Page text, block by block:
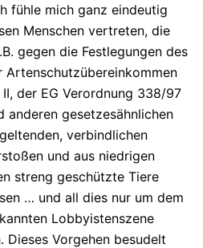
fühle mich ganz eindeutig
Menschen vertreten, die
gegen die Festlegungen des
Artenschutzübereinkommen
II, der EG Verordnung 338/97
anderen gesetzesähnlichen
verbindlichen
und aus niedrigen
streng geschützte Tiere
… und all dies nur um dem
Lobbyistenszene
Dieses Vorgehen besudelt